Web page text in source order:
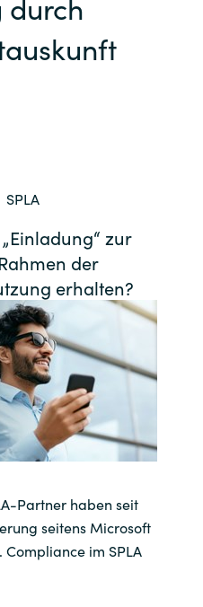
Trainings
SPLA
zur
der
erhalten?
Partner haben seit
seitens Microsoft
im SPLA